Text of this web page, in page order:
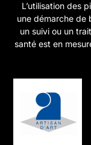
L’utilisation des
une démarche de
un suivi ou un
santé est en